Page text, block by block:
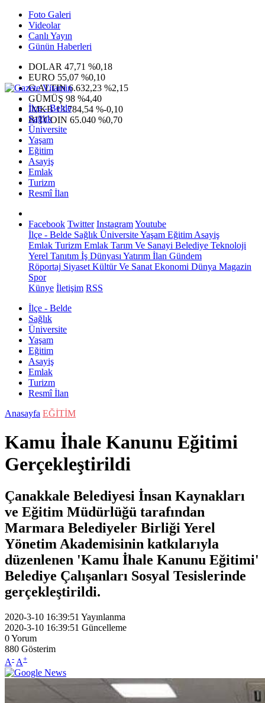
Foto Galeri
Videolar
Canlı Yayın
Günün Haberleri
DOLAR 47,71 %0,18
EURO 55,07 %0,10
G.ALTIN6.632,23 %2,15
GÜMÜŞ 98 %4,40
IMKB13.784,54 %-0,10
BITCOIN 65.040 %0,70
İlçe - Belde
Sağlık
Üniversite
Yaşam
Eğitim
Asayiş
Emlak
Turizm
Resmî İlan
Facebook Twitter InstagramYoutube
İlçe - Belde Sağlık ÜniversiteYaşam Eğitim Asayiş
Emlak Turizm Emlak Tarım Ve Sanayi Belediye Teknoloji
Yerel Tanıtım İş Dünyası Yatırım İlan Gündem
Röportaj Siyaset Kültür Ve Sanat Ekonomi Dünya Magazin
Spor
Künye İletişim RSS
İlçe - Belde
Sağlık
Üniversite
Yaşam
Eğitim
Asayiş
Emlak
Turizm
Resmî İlan
Anasayfa EĞİTİM
Kamu İhale Kanunu Eğitimi
Gerçekleştirildi
Çanakkale Belediyesi İnsan Kaynakları
ve Eğitim Müdürlüğü tarafından
Marmara Belediyeler Birliği Yerel
Yönetim Akademisinin katkılarıyla
düzenlenen 'Kamu İhale Kanunu Eğitimi'
Belediye Çalışanları Sosyal Tesislerinde
gerçekleştirildi.
2020-3-10 16:39:51 Yayınlanma
2020-3-10 16:39:51 Güncelleme
0Yorum
880 Gösterim
A- A+